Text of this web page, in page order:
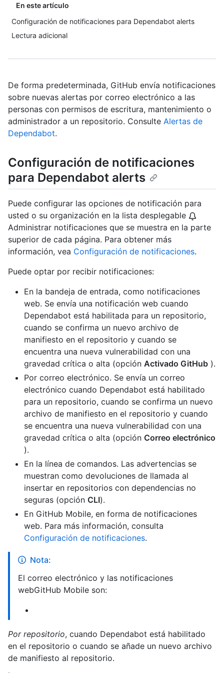
En este artículo
Configuración de notificaciones para Dependabot alerts
Lectura adicional
De forma predeterminada, GitHub envía notificaciones
sobre nuevas alertas por correo electrónico a las
personas con permisos de escritura, mantenimiento o
administrador a un repositorio. Consulte Alertas de
Dependabot.
Configuración de notificaciones
para Dependabot alerts
Puede configurar las opciones de notificación para
usted o su organización en la lista desplegable
Administrar notificaciones que se muestra en la parte
superior de cada página. Para obtener más
información, vea Configuración de notificaciones.
Puede optar por recibir notificaciones:
En la bandeja de entrada, como notificaciones
web. Se envía una notificación web cuando
Dependabot está habilitada para un repositorio,
cuando se confirma un nuevo archivo de
manifiesto en el repositorio y cuando se
encuentra una nueva vulnerabilidad con una
gravedad crítica o alta (opción Activado GitHub ).
Por correo electrónico. Se envía un correo
electrónico cuando Dependabot está habilitado
para un repositorio, cuando se confirma un nuevo
archivo de manifiesto en el repositorio y cuando
se encuentra una nueva vulnerabilidad con una
gravedad crítica o alta (opción Correo electrónico
).
En la línea de comandos. Las advertencias se
muestran como devoluciones de llamada al
insertar en repositorios con dependencias no
seguras (opción CLI).
En GitHub Mobile, en forma de notificaciones
web. Para más información, consulta
Configuración de notificaciones.
Nota:
El correo electrónico y las notificaciones
webGitHub Mobile son:
Por repositorio, cuando Dependabot está habilitado
en el repositorio o cuando se añade un nuevo archivo
de manifiesto al repositorio.